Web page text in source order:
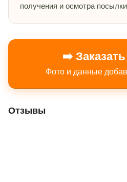
получения и осмотра
➡️
Фото и данные
Отзывы